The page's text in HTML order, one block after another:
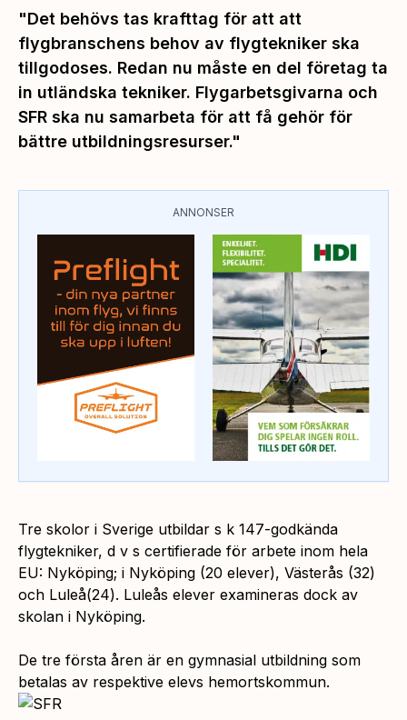
"Det behövs tas krafttag för att att
flygbranschens behov av flygtekniker ska
tillgodoses. Redan nu måste en del företag ta
in utländska tekniker. Flygarbetsgivarna och
SFR ska nu samarbeta för att få gehör för
bättre utbildningsresurser."
ANNONSER
Tre skolor i Sverige utbildar s k 147-godkända
flygtekniker, d v s certifierade för arbete inom hela
EU: Nyköping; i Nyköping (20 elever), Västerås (32)
och Luleå(24). Luleås elever examineras dock av
skolan i Nyköping.
De tre första åren är en gymnasial utbildning som
betalas av respektive elevs hemortskommun.